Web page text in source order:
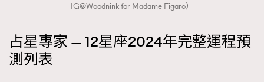
IG@Woodnink for Madame Figaro）
占星專家 — 12星座2024年完整運程預
測列表